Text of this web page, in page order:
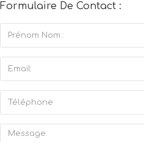
Formulaire De Contact :